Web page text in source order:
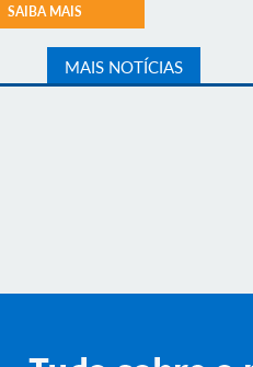
SAIBA MAIS
MAIS NOTÍCIAS